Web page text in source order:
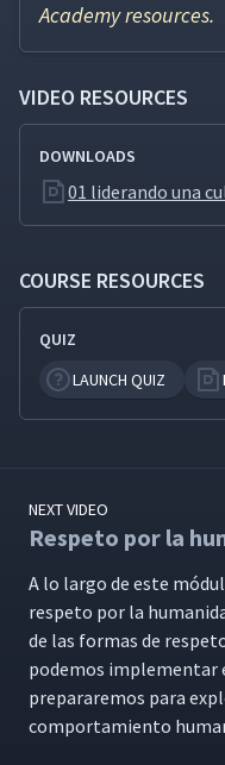
Academy resources.
VIDEO RESOURCES
DOWNLOADS
01 liderando una
COURSE RESOURCES
QUIZ
LAUNCH QUIZ
NEXT VIDEO
Respeto por la
A lo largo de este
respeto por la
de las for­mas de
podemos imple­men­tar
prepararemos para
com­por­tamien­to